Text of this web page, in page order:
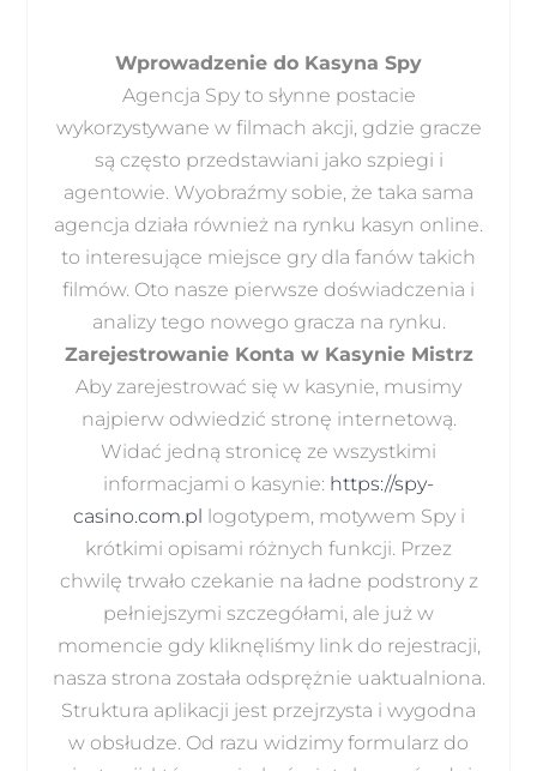
Wprowadzenie do Kasyna Spy
Agencja Spy to słynne postacie
wykorzystywane w filmach akcji, gdzie gracze
są często przedstawiani jako szpiegi i
agentowie. Wyobraźmy sobie, że taka sama
agencja działa również na rynku kasyn online.
to interesujące miejsce gry dla fanów takich
filmów. Oto nasze pierwsze doświadczenia i
analizy tego nowego gracza na rynku.
Zarejestrowanie Konta w Kasynie Mistrz
Aby zarejestrować się w kasynie, musimy
najpierw odwiedzić stronę internetową.
Widać jedną stronicę ze wszystkimi
informacjami o kasynie: https://spy-
casino.com.pl logotypem, motywem Spy i
krótkimi opisami różnych funkcji. Przez
chwilę trwało czekanie na ładne podstrony z
pełniejszymi szczegółami, ale już w
momencie gdy kliknęliśmy link do rejestracji,
nasza strona została odsprężnie uaktualniona.
Struktura aplikacji jest przejrzysta i wygodna
w obsłudze. Od razu widzimy formularz do